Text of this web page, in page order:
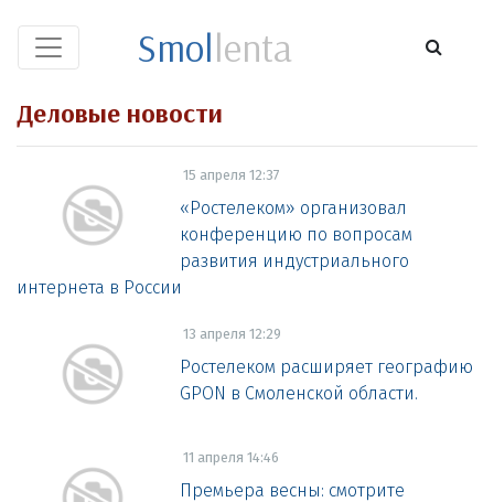
Smollenta
Деловые новости
15 апреля 12:37
«Ростелеком» организовал
конференцию по вопросам
развития индустриального
интернета в России
13 апреля 12:29
Ростелеком расширяет географию
GPON в Смоленской области.
11 апреля 14:46
Премьера весны: смотрите